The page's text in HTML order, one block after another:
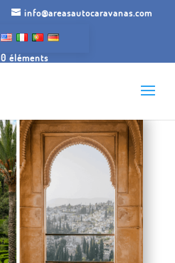
info@areasautocaravanas.com
0 éléments